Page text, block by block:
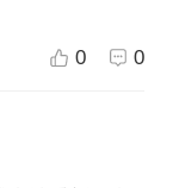
和服务。 3.
0 0